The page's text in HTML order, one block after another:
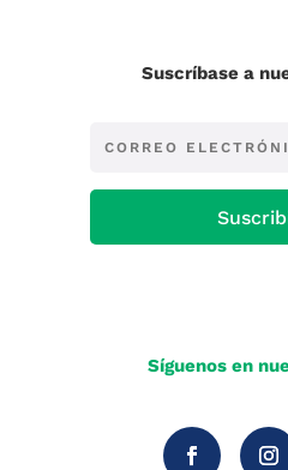
Suscríbase a
Síguenos en